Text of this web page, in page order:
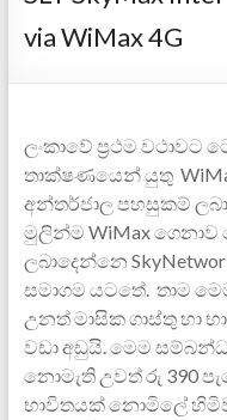
via WiMax 4G
ලංකාවේ ප්‍රථම වථාවට
තාක්ෂණයෙන් යුතු
අන්තර්ජාල පහසුකම්
මුලින්ම WiMax
ලබාදෙන්නෙ
සමාගම යටතේ. තාම
උනත් මාසික ගාස්තු හා
වඩා අඩුයි. මෙම
නොමැති උවත් රු 390
භාවිතයක් නොමිලේ